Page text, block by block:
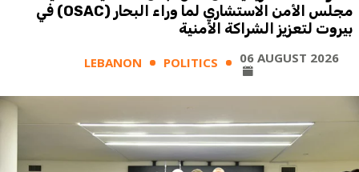
مجلس الأمن الاستشاري لما وراء البحار (OSAC) في
بيروت لتعزيز الشراكة الأمنية
LEBANON POLITICS 06 AUGUST 2026